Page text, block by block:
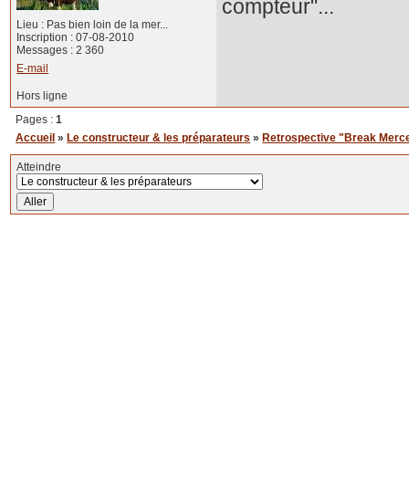
Lieu : Pas bien loin de la mer...
Inscription : 07-08-2010
Messages : 2 360
E-mail
compteur"...
Hors ligne
Pages :1
Accueil »Le constructeur & les préparateurs »Retrospective "Break
Atteindre